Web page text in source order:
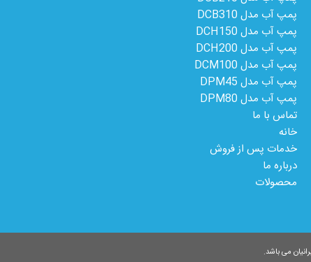
پمپ آب مدل DCB310
پمپ آب مدل DCH150
پمپ آب مدل DCH200
پمپ آب مدل DCM100
پمپ آب مدل DPM45
پمپ آب مدل DPM80
تماس با ما
خانه
خدمات پس از فروش
درباره ما
محصولات